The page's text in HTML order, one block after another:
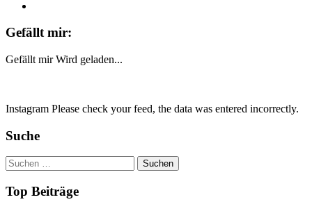
Gefällt mir:
Gefällt mir Wird geladen...
Instagram Please check your feed, the data was entered incorrectly.
Suche
Suchen
nach:
Top Beiträge